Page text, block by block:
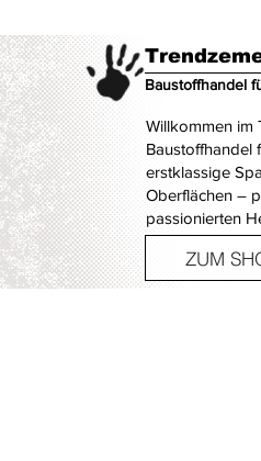
Baustoffhandel
Willkommen im
Baustoffhandel
erstklassige
Oberflächen –
passionierten
ZUM